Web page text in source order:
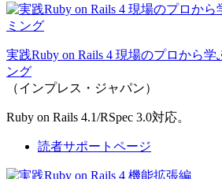
実践Ruby on Rails 4 現場のプロから学
ング
（インプレス・ジャパン）
Ruby on Rails 4.1/RSpec 3.0対応。
読者サポートページ